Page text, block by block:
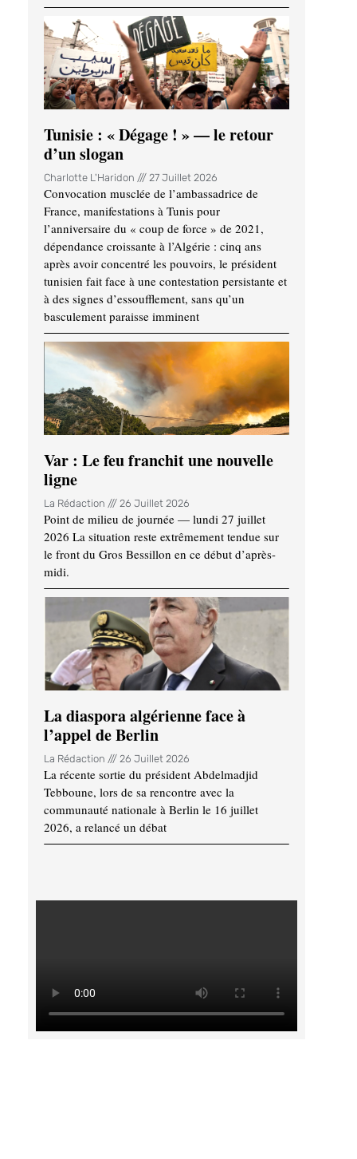
Tunisie : « Dégage ! » — le retour
d’un slogan
Charlotte L'Haridon 27 Juillet 2026
Convocation musclée de l’ambassadrice de
France, manifestations à Tunis pour
l’anniversaire du « coup de force » de 2021,
dépendance croissante à l’Algérie : cinq ans
après avoir concentré les pouvoirs, le président
tunisien fait face à une contestation persistante et
à des signes d’essoufflement, sans qu’un
basculement paraisse imminent
Var : Le feu franchit une nouvelle
ligne
La Rédaction 26 Juillet 2026
Point de milieu de journée — lundi 27 juillet
2026 La situation reste extrêmement tendue sur
le front du Gros Bessillon en ce début d’après-
midi.
La diaspora algérienne face à
l’appel de Berlin
La Rédaction 26 Juillet 2026
La récente sortie du président Abdelmadjid
Tebboune, lors de sa rencontre avec la
communauté nationale à Berlin le 16 juillet
2026, a relancé un débat